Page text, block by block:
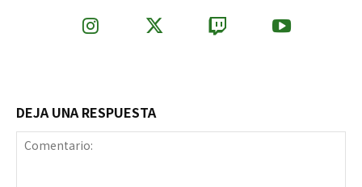
DEJA UNA RESPUESTA